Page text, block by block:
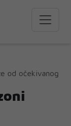
od očekivanog